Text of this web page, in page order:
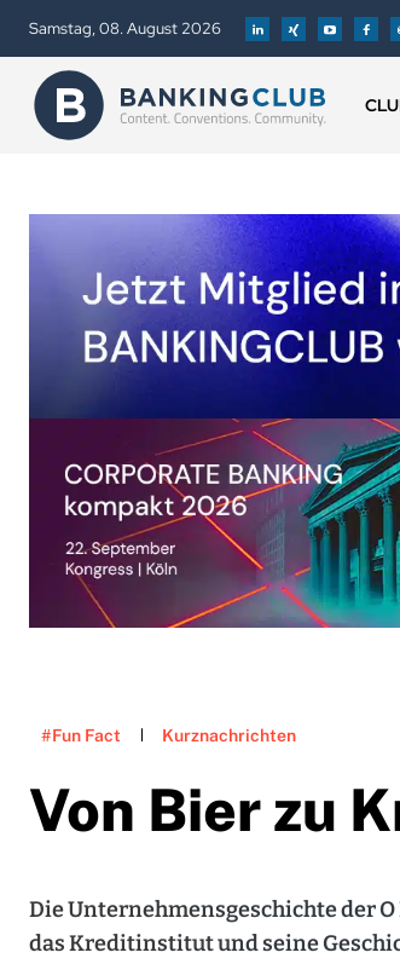
Samstag, 08. August 2026
#Fun Fact Kurznachrichten
Von Bier zu
Die Unternehmensgeschichte der
das Kreditinstitut und seine